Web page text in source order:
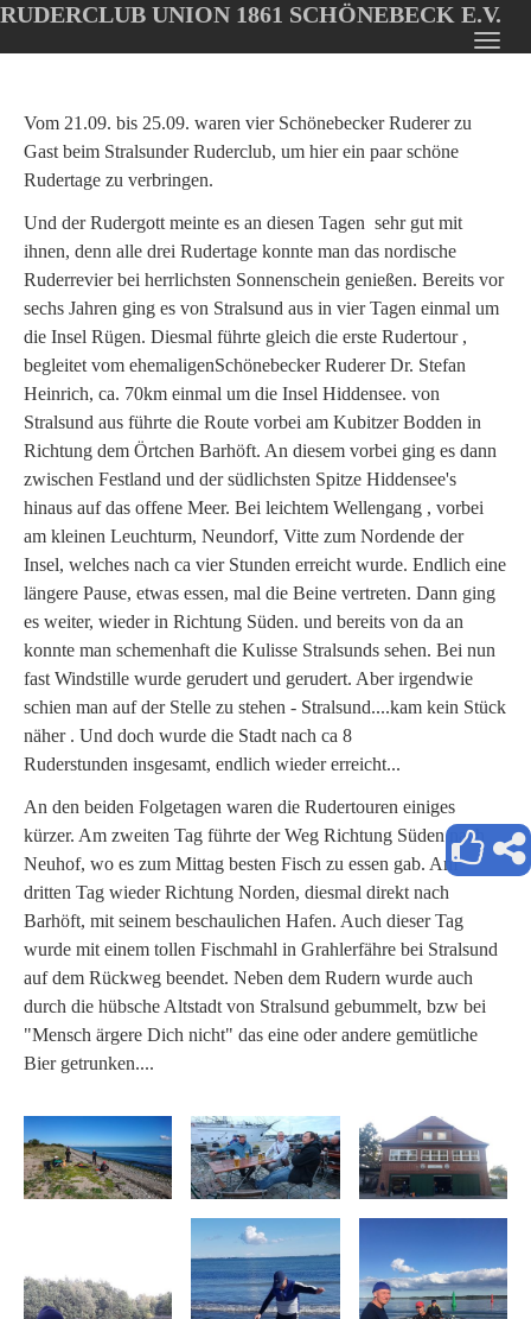
Oops, an error occurred! Code: 20260808222418f6e3d220
main
content
RUDERCLUB UNION 1861 SCHÖNEBECK E.V.
Vom 21.09. bis 25.09. waren vier Schönebecker Ruderer zu
Gast beim Stralsunder Ruderclub, um hier ein paar schöne
Rudertage zu verbringen.
Und der Rudergott meinte es an diesen Tagen sehr gut mit
ihnen, denn alle drei Rudertage konnte man das nordische
Ruderrevier bei herrlichsten Sonnenschein genießen. Bereits vor
sechs Jahren ging es von Stralsund aus in vier Tagen einmal um
die Insel Rügen. Diesmal führte gleich die erste Rudertour ,
begleitet vom ehemaligenSchönebecker Ruderer Dr. Stefan
Heinrich, ca. 70km einmal um die Insel Hiddensee. von
Stralsund aus führte die Route vorbei am Kubitzer Bodden in
Richtung dem Örtchen Barhöft. An diesem vorbei ging es dann
zwischen Festland und der südlichsten Spitze Hiddensee's
hinaus auf das offene Meer. Bei leichtem Wellengang , vorbei
am kleinen Leuchturm, Neundorf, Vitte zum Nordende der
Insel, welches nach ca vier Stunden erreicht wurde. Endlich eine
längere Pause, etwas essen, mal die Beine vertreten. Dann ging
es weiter, wieder in Richtung Süden. und bereits von da an
konnte man schemenhaft die Kulisse Stralsunds sehen. Bei nun
fast Windstille wurde gerudert und gerudert. Aber irgendwie
schien man auf der Stelle zu stehen - Stralsund....kam kein Stück
näher . Und doch wurde die Stadt nach ca 8
Ruderstunden insgesamt, endlich wieder erreicht...
An den beiden Folgetagen waren die Rudertouren einiges
kürzer. Am zweiten Tag führte der Weg Richtung Süden nach
Neuhof, wo es zum Mittag besten Fisch zu essen gab. Am
dritten Tag wieder Richtung Norden, diesmal direkt nach
Barhöft, mit seinem beschaulichen Hafen. Auch dieser Tag
wurde mit einem tollen Fischmahl in Grahlerfähre bei Stralsund
auf dem Rückweg beendet. Neben dem Rudern wurde auch
durch die hübsche Altstadt von Stralsund gebummelt, bzw bei
"Mensch ärgere Dich nicht" das eine oder andere gemütliche
Bier getrunken....